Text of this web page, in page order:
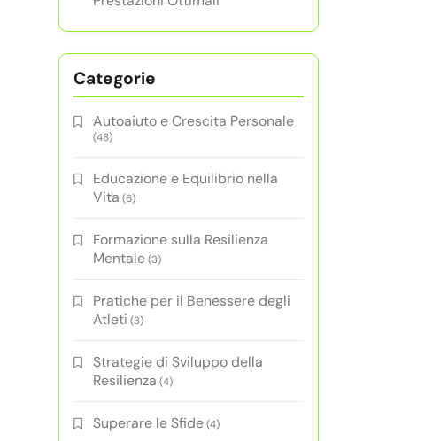
Categorie
Autoaiuto e Crescita Personale
(48)
Educazione e Equilibrio nella
Vita (6)
Formazione sulla Resilienza
Mentale(3)
Pratiche per il Benessere degli
Atleti (3)
Strategie di Sviluppo della
Resilienza (4)
Superare le Sfide(4)